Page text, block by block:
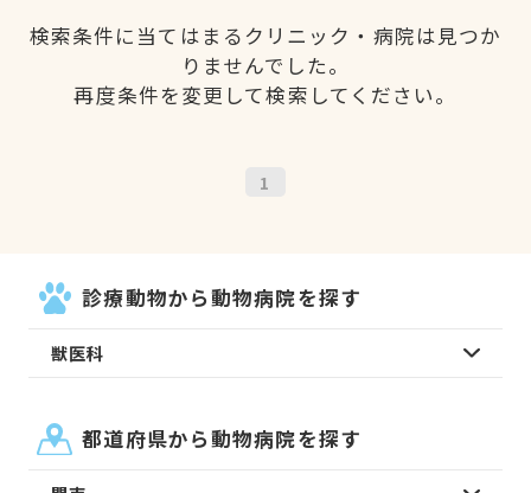
検索条件に当てはまるクリニック・病院は見つか
りませんでした。
再度条件を変更して検索してください。
1
診療動物から動物病院を探す
獣医科
都道府県から動物病院を探す